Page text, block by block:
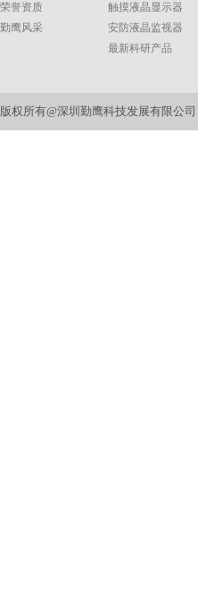
荣誉资质
勤鹰风采
触摸液晶显示器
安防液晶监视器
最新科研产品
版权所有@深圳勤鹰科技发展有限公司